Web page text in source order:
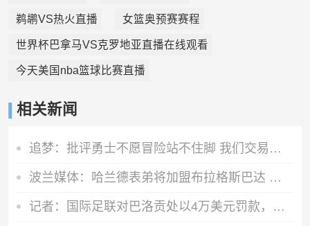
鹈鹕VS热火直播 女篮奥预赛赛程
世界杯巴拿马VS克罗地亚直播在线观看
今天美国nba篮球比赛直播
相关新闻
追梦：批评勇士不愿冒险站不住脚 我们交易了巴特勒还给他1.2亿
波兰媒体：哈兰德表弟将加盟布拉格斯巴达 转会费600万创队史纪录
记者：国际足联对巴洛贡处以4万美元罚款，一半由美国足协承担